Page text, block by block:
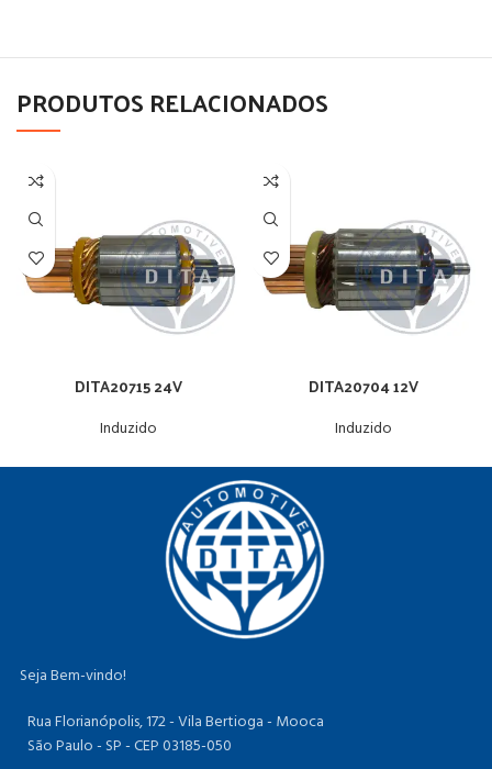
PRODUTOS RELACIONADOS
DITA20715 24V
Induzido
DITA20704 12V
Induzido
Seja Bem-vindo!
Rua Florianópolis, 172 - Vila Bertioga - Mooca
São Paulo - SP - CEP 03185-050